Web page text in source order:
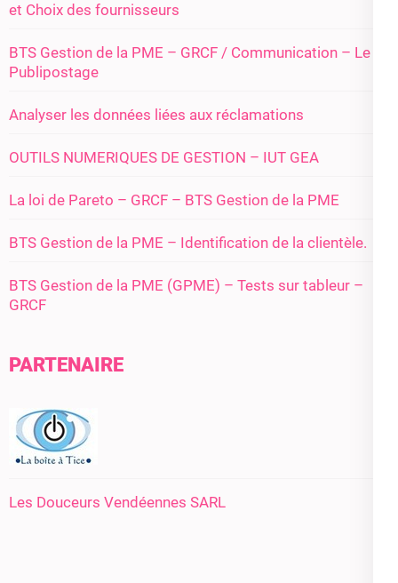
et Choix des fournisseurs
BTS Gestion de la PME – GRCF / Communication – Le
Publipostage
Analyser les données liées aux réclamations
OUTILS NUMERIQUES DE GESTION – IUT GEA
La loi de Pareto – GRCF – BTS Gestion de la PME
BTS Gestion de la PME – Identification de la clientèle.
BTS Gestion de la PME (GPME) – Tests sur tableur –
GRCF
PARTENAIRE
Les Douceurs Vendéennes SARL